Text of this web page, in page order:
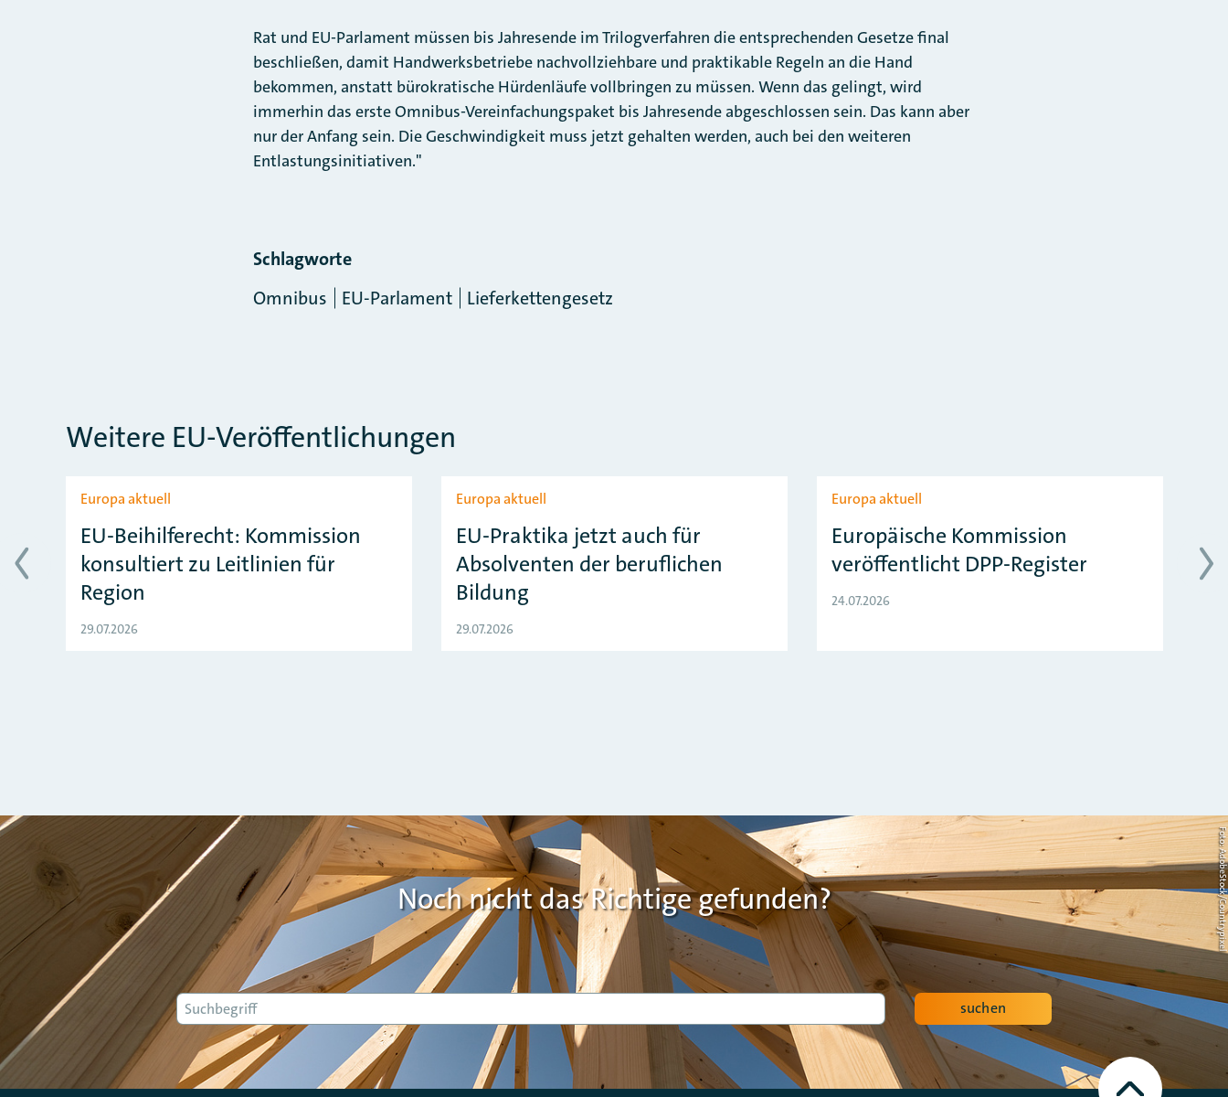
Rat und EU-Parlament müssen bis Jahresende im Trilogverfahren die entsprechenden Gesetze final
beschließen, damit Handwerksbetriebe nachvollziehbare und praktikable Regeln an die Hand
bekommen, anstatt bürokratische Hürdenläufe vollbringen zu müssen. Wenn das gelingt, wird
immerhin das erste Omnibus-Vereinfachungspaket bis Jahresende abgeschlossen sein. Das kann aber
nur der Anfang sein. Die Geschwindigkeit muss jetzt gehalten werden, auch bei den weiteren
Entlastungsinitiativen."
Schlagworte
Omnibus
EU-Parlament Lieferkettengesetz
Weitere EU-Veröffentlichungen
Slider überspringen
Europa aktuell
EU-Beihilferecht: Kommission
konsultiert zu Leitlinien für
Region
29.07.2026
Europa aktuell
EU-Praktika jetzt auch für
Absolventen der beruflichen
Bildung
29.07.2026
Europa aktuell
Europäische Kommission
veröffentlicht DPP-Register
24.07.2026
Noch nicht das Richtige gefunden?
Suche suchen
Foto: AdobeStock/Countrypixel
Nach
oben